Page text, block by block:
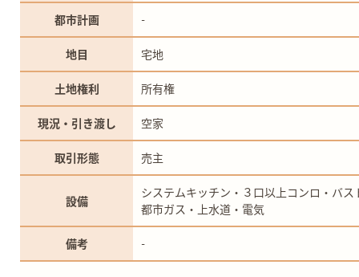
都市計画 -
地目 宅地
土地権利 所有権
現況・引き渡し 空家
取引形態 売主
設備
システムキッチン・３口以上コンロ・バ
都市ガス・上水道・電気
備考 -